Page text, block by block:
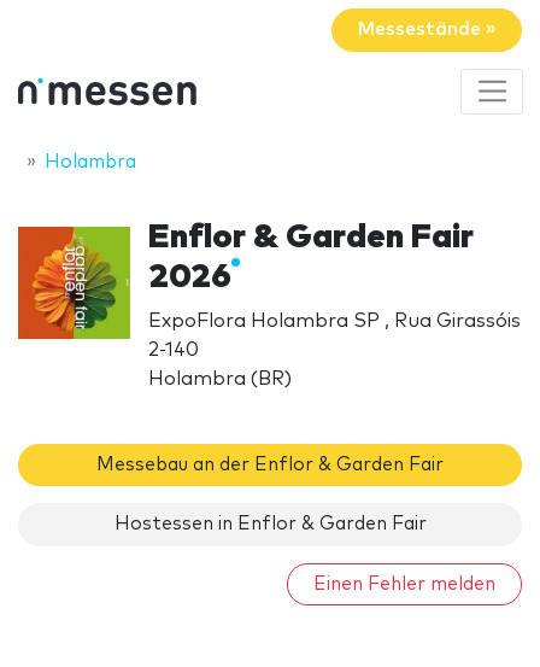
Messestände »
Holambra
Enflor & Garden Fair
2026
ExpoFlora Holambra SP , Rua Girassóis
2-140
Holambra (BR)
Messebau an der Enflor & Garden Fair
Hostessen in Enflor & Garden Fair
Einen Fehler melden